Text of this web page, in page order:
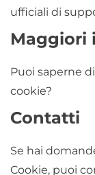
ufficiali di
Maggiori
Puoi saperne
cookie?
Contatti
Se hai
Cookie, puoi